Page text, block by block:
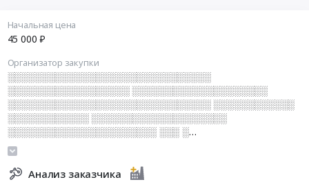
Начальная цена
45 000 ₽
Организатор закупки
░░░░░░░░░░░░░░░░░░░░░░░░░░░░░░
░░░░░░░░░░░░░░░░░░ ░░░░░░░░░░░░░░░░░░░░
░░░░░░░░░░░░░░░░░░░░░░░░░░░░░░ ░░░░░░░░░░░░
░░░░░░░░░░░░ ░░░░░░░░░░░░░░░░░░░░
░░░░░░░░░░░░░░░░░░░░░░ ░░░ ░
░░░░░░░░░░░░░░░░░░░░░░░░
░░░░░░░░░░░░░░░░░░░░░░░░░░░░░░ ░░░░░░░░░░░░
░░░░░░░░░░░░░░
Анализ заказчика